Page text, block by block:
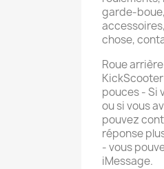
garde-
chose,
Roue
KickScooter
pouces - Si
ou si vous
pouvez
réponse
- vous
iMessage.